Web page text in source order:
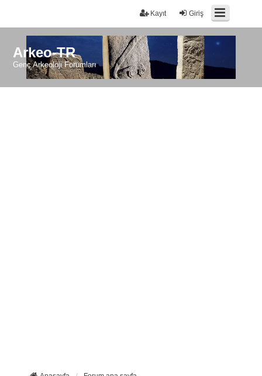
Giriş
Kayıt
Arkeo-TR
Genç Arkeoloji Forumları